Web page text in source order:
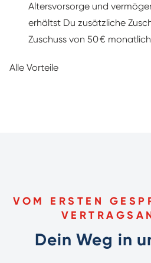
Altersvorsorge und
erhältst Du zusätzliche
Zuschuss von 50 €
Alle Vorteile
VOM ERSTEN
Dein Weg in